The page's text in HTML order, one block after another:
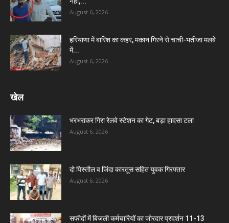
August 6, 2026
हरियाणा में बारिश का कहर, मकान गिरने से चाची-भतीजा मलबे
में...
August 6, 2026
खेल
भरभराकर गिरा रेलवे स्टेशन का गेट, बड़ा हादसा टला
August 6, 2026
दो पिस्तौल व जिंदा कारतूस सहित युवक गिरफ्तार
August 6, 2026
सफीदों में बिजली कर्मचारियों का जोरदार प्रदर्शन 11-13